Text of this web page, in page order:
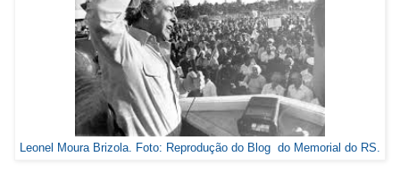
Leonel Moura Brizola. Foto: Reprodução do Blog do Memorial do RS.